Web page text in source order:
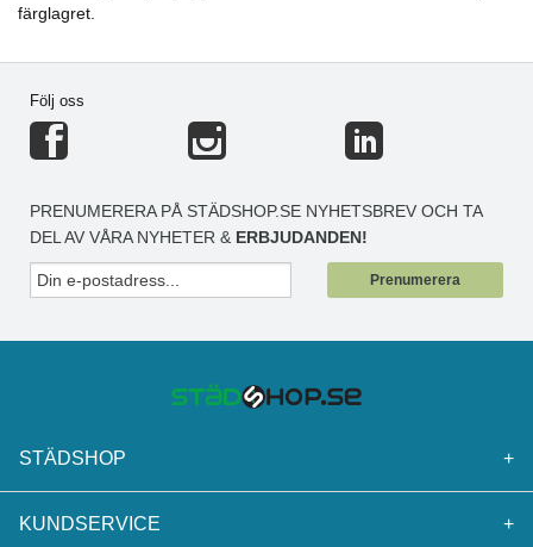
färglagret.
Följ oss
PRENUMERERA PÅ STÄDSHOP.SE NYHETSBREV OCH TA
DEL AV VÅRA NYHETER & ERBJUDANDEN!
Prenumerera
STÄDSHOP +
KUNDSERVICE +